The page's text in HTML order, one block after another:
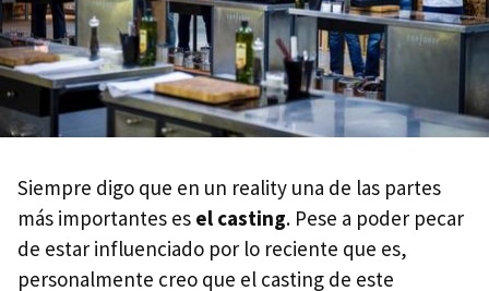
Siempre digo que en un reality una de las partes
más importantes es el casting. Pese a poder pecar
de estar influenciado por lo reciente que es,
personalmente creo que el casting de este